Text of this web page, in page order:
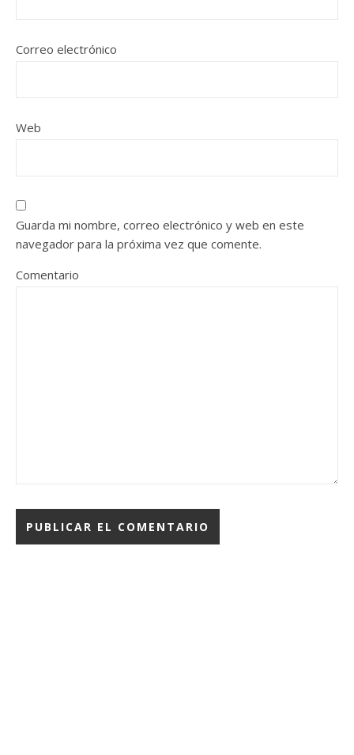
Correo electrónico
Web
Guarda mi nombre, correo electrónico y web en este
navegador para la próxima vez que comente.
Comentario